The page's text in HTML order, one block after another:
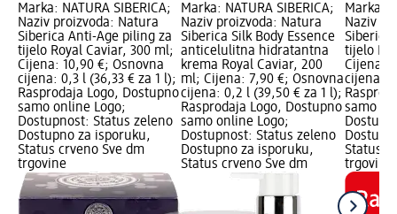
Marka: NATURA SIBERICA;
Naziv proizvoda: Natura
Siberica Anti-Age piling za
tijelo Royal Caviar, 300 ml;
Cijena: 10,90 €; Osnovna
cijena: 0,3 l (36,33 € za 1 l);
Rasprodaja Logo, Dostupno
samo online Logo;
Dostupnost: Status zeleno
Dostupno za isporuku,
Status crveno Sve dm
trgovine
Marka: NATURA SIBERICA;
Naziv proizvoda: Natura
Siberica Silk Body Essence
anticelulitna hidratantna
krema Royal Caviar, 200
ml; Cijena: 7,90 €; Osnovna
cijena: 0,2 l (39,50 € za 1 l);
Rasprodaja Logo, Dostupno
samo online Logo;
Dostupnost: Status zeleno
Dostupno za isporuku,
Status crveno Sve dm
Marka:
Naziv
Siberica
tijelo
Cijena:
cijena:
samo
Status
trgovine